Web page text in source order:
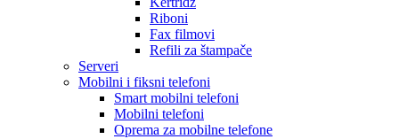
Riboni
Fax filmovi
Refili za štampače
Serveri
Mobilni i fiksni telefoni
Smart mobilni telefoni
Mobilni telefoni
Oprema za mobilne telefone